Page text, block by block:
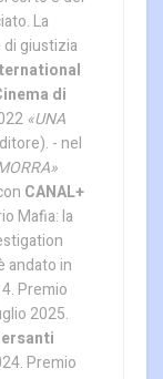
La
giustizia
di
«UNA
- nel
CANAL+
Mafia: la
andato in
Premio
2025.
Premio